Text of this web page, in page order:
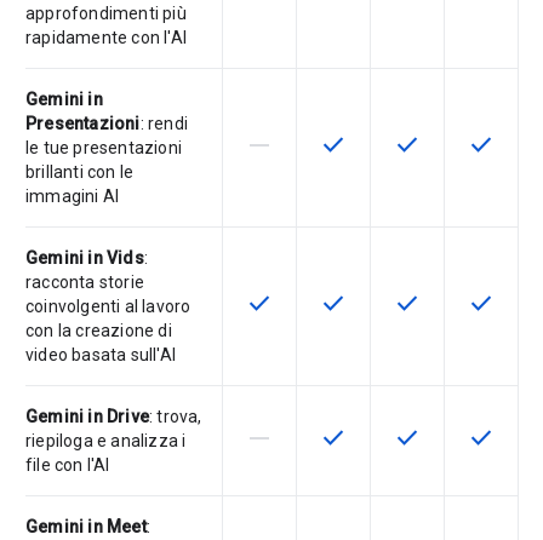
approfondimenti più
rapidamente con l'AI
Gemini in
Presentazioni: rendi
le tue presentazioni
brillanti con le
immagini AI
La funzionalità non è supportata
horizontal_rule Questa funzionalità è
check Questa
check Questa
check
Gemini in Vids:
racconta storie
coinvolgenti al lavoro
con la creazione di
video basata sull'AI
Questa funzionalità è disponibile
check Questa funzionalità è
check Questa
check Questa
check
Gemini in Drive: trova,
riepiloga e analizza i
file con l'AI
La funzionalità non è supportata
horizontal_rule Questa funzionalità è
check Questa
check Questa
check
Gemini in Meet: